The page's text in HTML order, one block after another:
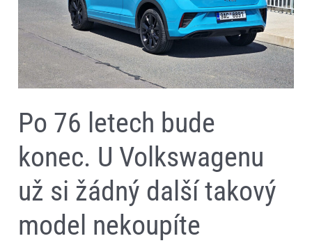
Po 76 letech bude
konec. U Volkswagenu
už si žádný další takový
model nekoupíte
žádný
další
takový
model
nekoupíte